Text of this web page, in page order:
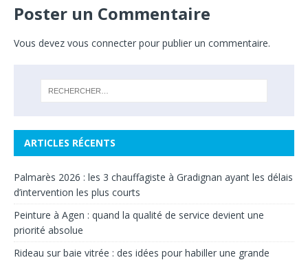
Poster un Commentaire
Vous devez vous connecter pour publier un commentaire.
ARTICLES RÉCENTS
Palmarès 2026 : les 3 chauffagiste à Gradignan ayant les délais
d’intervention les plus courts
Peinture à Agen : quand la qualité de service devient une
priorité absolue
Rideau sur baie vitrée : des idées pour habiller une grande